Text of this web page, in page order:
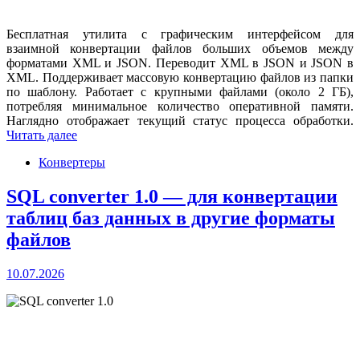
Бесплатная утилита с графическим интерфейсом для
взаимной конвертации файлов больших объемов между
форматами XML и JSON. Переводит XML в JSON и JSON в
XML. Поддерживает массовую конвертацию файлов из папки
по шаблону. Работает с крупными файлами (около 2 ГБ),
потребляя минимальное количество оперативной памяти.
Наглядно отображает текущий статус процесса обработки.
Читать далее
Конвертеры
SQL converter 1.0 — для конвертации
таблиц баз данных в другие форматы
файлов
10.07.2026